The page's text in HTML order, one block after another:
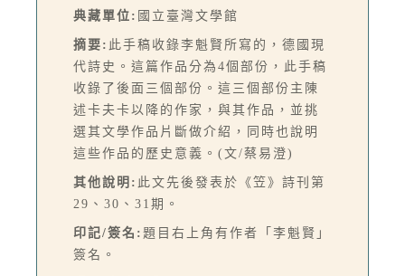
典藏單位: 國立臺灣文學館
摘要: 此手稿收錄李魁賢所寫的，德國現
代詩史。這篇作品分為4個部份，此手稿
收錄了後面三個部份。這三個部份主陳
述卡夫卡以降的作家，與其作品，並挑
選其文學作品片斷做介紹，同時也說明
這些作品的歷史意義。(文/蔡易澄)
其他說明: 此文先後發表於《笠》詩刊第
29、30、31期。
印記/簽名: 題目右上角有作者「李魁賢」
簽名。